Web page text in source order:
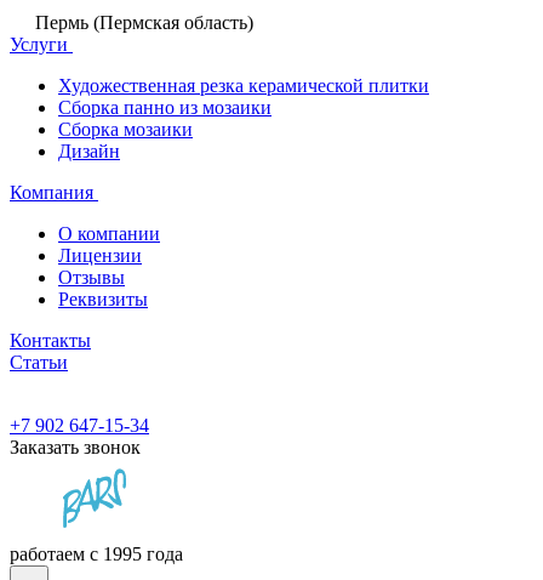
Пермь (Пермская область)
Услуги
Художественная резка керамической плитки
Сборка панно из мозаики
Сборка мозаики
Дизайн
Компания
О компании
Лицензии
Отзывы
Реквизиты
Контакты
Статьи
+7 902 647-15-34
Заказать звонок
работаем с 1995 года